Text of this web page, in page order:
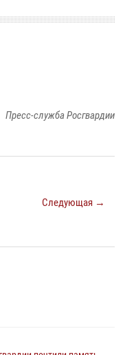
Пресс-служба Росгвардии
Следующая →